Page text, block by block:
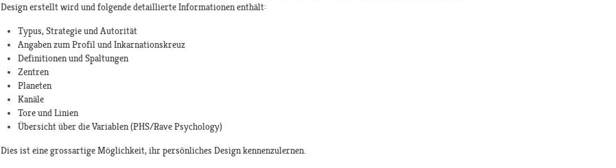
Design erstellt wird und folgende detaillierte Informationen enthält:
Typus, Strategie und Autorität
Angaben zum Profil und Inkarnationskreuz
Definitionen und Spaltungen
Zentren
Planeten
Kanäle
Tore und Linien
Übersicht über die Variablen (PHS/Rave Psychology)
Dies ist eine grossartige Möglichkeit, ihr persönliches Design kennenzulernen.